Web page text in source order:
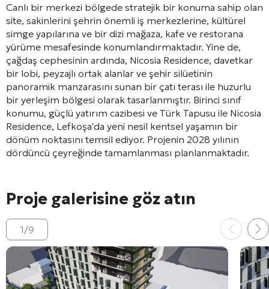
Canlı bir merkezi bölgede stratejik bir konuma sahip olan
site, sakinlerini şehrin önemli iş merkezlerine, kültürel
simge yapılarına ve bir dizi mağaza, kafe ve restorana
yürüme mesafesinde konumlandırmaktadır. Yine de,
çağdaş cephesinin ardında, Nicosia Residence, davetkar
bir lobi, peyzajlı ortak alanlar ve şehir silüetinin
panoramik manzarasını sunan bir çatı terası ile huzurlu
bir yerleşim bölgesi olarak tasarlanmıştır. Birinci sınıf
konumu, güçlü yatırım cazibesi ve Türk Tapusu ile Nicosia
Residence, Lefkoşa'da yeni nesil kentsel yaşamın bir
dönüm noktasını temsil ediyor. Projenin 2028 yılının
dördüncü çeyreğinde tamamlanması planlanmaktadır.
Proje galerisine göz atın
1/9